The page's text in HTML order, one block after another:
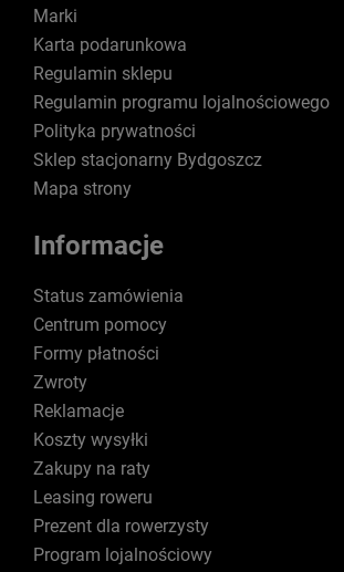
Marki
Karta podarunkowa
Regulamin sklepu
Regulamin programu lojalnościowego
Polityka prywatności
Sklep stacjonarny Bydgoszcz
Mapa strony
Informacje
Status zamówienia
Centrum pomocy
Formy płatności
Zwroty
Reklamacje
Koszty wysyłki
Zakupy na raty
Leasing roweru
Prezent dla rowerzysty
Program lojalnościowy